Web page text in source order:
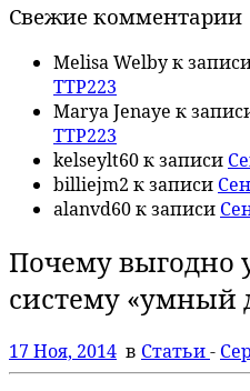
Свежие комментарии
Melisa Welbyк
TTP223
Marya Jenaye к
TTP223
kelseylt60к записи
billiejm2 к записи
alanvd60к записи
Почему выгодно
систему «умный
17 Ноя, 2014 в Статьи-